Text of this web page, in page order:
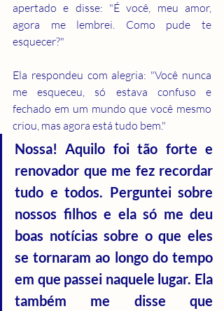
apertado e disse: "É você, meu amor,
agora me lembrei. Como pude te
esquecer?"
Ela respondeu com alegria: "Você nunca
me esqueceu, só estava confuso e
fechado em um mundo que você mesmo
criou, mas agora está tudo bem."
Nossa! Aquilo foi tão forte e
renovador que me fez recordar
tudo e todos. Perguntei sobre
nossos filhos e ela só me deu
boas notícias sobre o que eles
se tornaram ao longo do tempo
em que passei naquele lugar. Ela
também me disse que